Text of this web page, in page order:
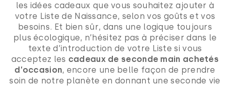
les idées cadeaux que vous souhaitez ajouter à
votre Liste de Naissance, selon vos goûts et vos
besoins. Et bien sûr, dans une logique toujours
plus écologique, n’hésitez pas à préciser dans le
texte d’introduction de votre Liste si vous
acceptez les cadeaux de seconde main achetés
d’occasion, encore une belle façon de prendre
soin de notre planète en donnant une seconde vie